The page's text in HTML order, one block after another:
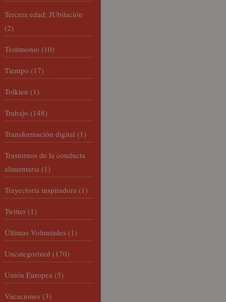
Tercera edad; JUbilación
(2)
Testimonio (10)
Tiempo (17)
Tolkien (1)
Trabajo (148)
Transformación digital (1)
Trastornos de la conducta
alimentaria (1)
Trayectoria inspiradora (1)
Twitter (1)
Últimas Voluntades (1)
Uncategorized (170)
Unión Europea (3)
Vacaciones (3)